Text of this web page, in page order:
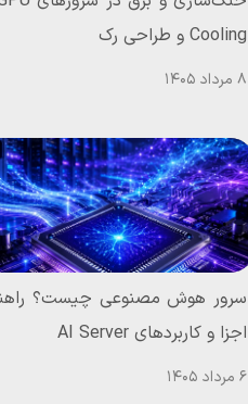
Cooling و طراحی رک
8 مرداد 1405
سرور هوش مصنوعی چیست؟
اجزا و کاربردهای AI Server
6 مرداد 1405